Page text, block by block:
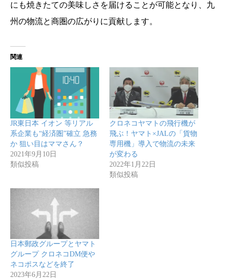
にも焼きたての美味しさを届けることが可能となり、九
州の物流と商圏の広がりに貢献します。
関連
JR東日本 イオン 等リアル
系企業も“経済圏”確立 急務
か 狙い目はママさん？
2021年9月10日
類似投稿
クロネコヤマトの飛行機が
飛ぶ！ヤマト×JALの「貨物
専用機」導入で物流の未来
が変わる
2022年1月22日
類似投稿
日本郵政グループとヤマト
グループ クロネコDM便や
ネコポスなどを終了
2023年6月22日